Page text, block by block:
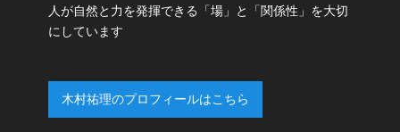
人が自然と力を発揮できる「場」と「関係性」を大切
にしています
木村祐理のプロフィールはこちら